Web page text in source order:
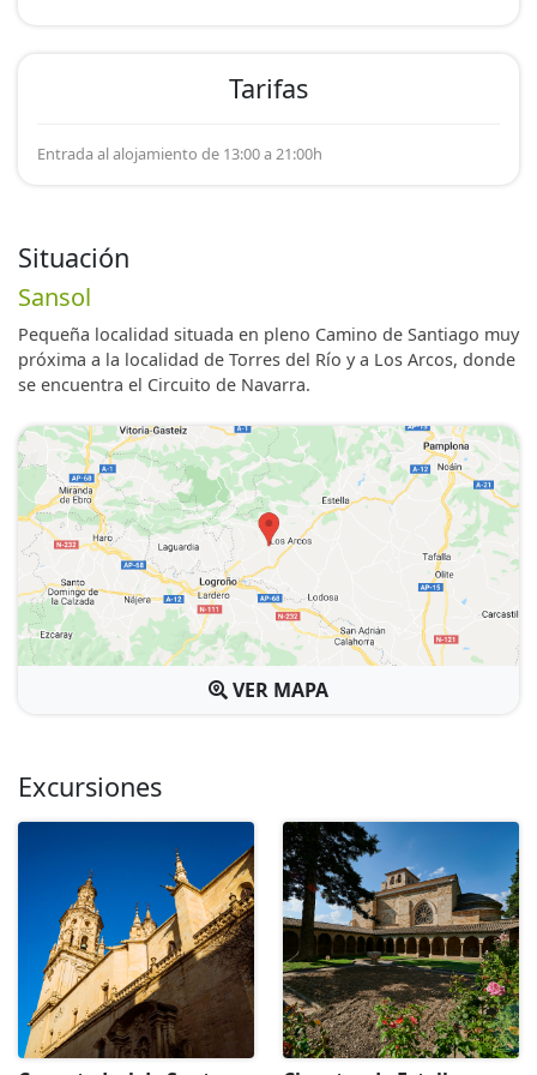
Situación
Sansol
Pequeña localidad situada en pleno Camino de Santiago muy
próxima a la localidad de Torres del Río y a Los Arcos, donde
se encuentra el Circuito de Navarra.
VER MAPA
Excursiones
Tarifas
Entrada al alojamiento de 13:00 a 21:00h